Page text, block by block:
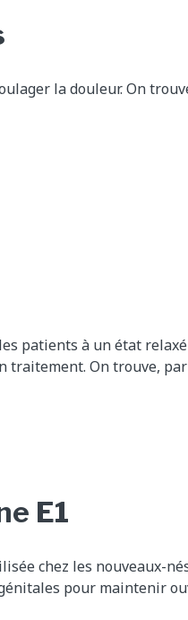
la douleur. On
patients à un état
traitement. On trouve,
E1
chez les nouveaux-
pour maintenir